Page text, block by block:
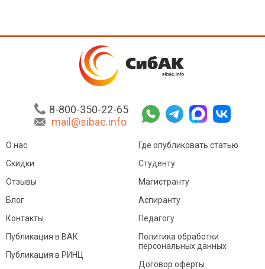
8-800-350-22-65
mail@sibac.info
О нас
Скидки
Отзывы
Блог
Контакты
Где опубликовать статью
Студенту
Магистранту
Аспиранту
Педагогу
Публикация в ВАК
Публикация в РИНЦ
Политика обработки
персональных данных
Договор оферты